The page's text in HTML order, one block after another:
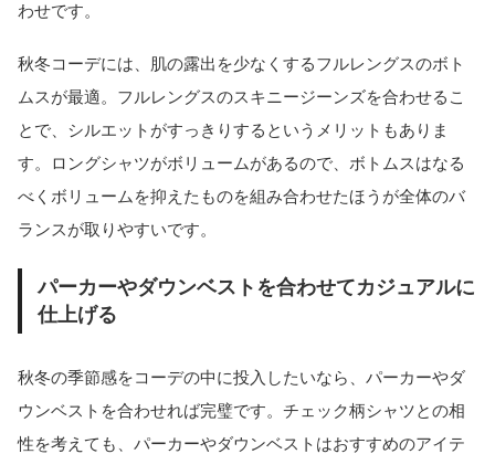
わせです。
秋冬コーデには、肌の露出を少なくするフルレングスのボト
ムスが最適。フルレングスのスキニージーンズを合わせるこ
とで、シルエットがすっきりするというメリットもありま
す。ロングシャツがボリュームがあるので、ボトムスはなる
べくボリュームを抑えたものを組み合わせたほうが全体のバ
ランスが取りやすいです。
パーカーやダウンベストを合わせてカジュアルに
仕上げる
秋冬の季節感をコーデの中に投入したいなら、パーカーやダ
ウンベストを合わせれば完璧です。チェック柄シャツとの相
性を考えても、パーカーやダウンベストはおすすめのアイテ